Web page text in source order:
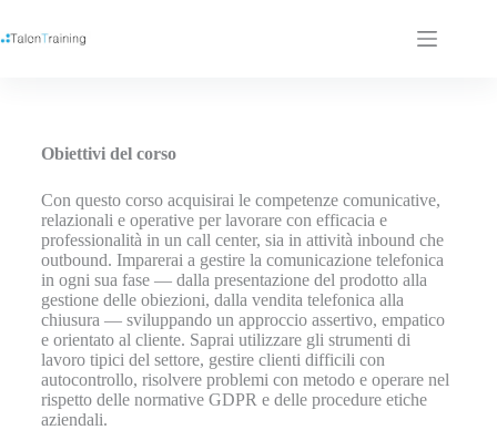
Obiettivi del corso
Con questo corso acquisirai le competenze comunicative,
relazionali e operative per lavorare con efficacia e
professionalità in un call center, sia in attività inbound che
outbound. Imparerai a gestire la comunicazione telefonica
in ogni sua fase — dalla presentazione del prodotto alla
gestione delle obiezioni, dalla vendita telefonica alla
chiusura — sviluppando un approccio assertivo, empatico
e orientato al cliente. Saprai utilizzare gli strumenti di
lavoro tipici del settore, gestire clienti difficili con
autocontrollo, risolvere problemi con metodo e operare nel
rispetto delle normative GDPR e delle procedure etiche
aziendali.